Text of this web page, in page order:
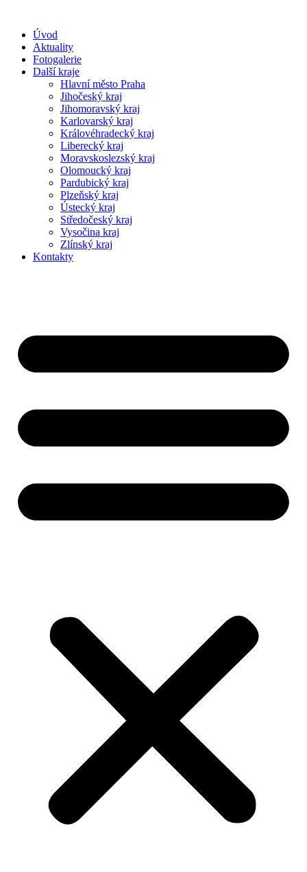
Úvod
Aktuality
Fotogalerie
Další kraje
Hlavní město Praha
Jihočeský kraj
Jihomoravský kraj
Karlovarský kraj
Královéhradecký kraj
Liberecký kraj
Moravskoslezský kraj
Olomoucký kraj
Pardubický kraj
Plzeňský kraj
Ústecký kraj
Středočeský kraj
Vysočina kraj
Zlínský kraj
Kontakty